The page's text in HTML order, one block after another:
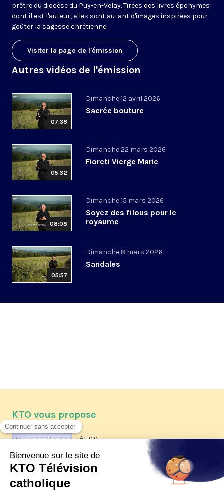
prêtre du diocèse du Puy-en-Velay. Tirées des livres éponymes
dont il est l'auteur, elles sont autant d'images inspirées pour
goûter la sagesse chrétienne.
Visiter la page de l'émission
Autres vidéos de l'émission
07:38
Dimanche 12 avril 2026
Sacrée bouture
05:32
Dimanche 22 mars 2026
Fioreti Vierge Marie
08:08
Dimanche 15 mars 2026
Soyez des filous pour le
royaume
05:57
Dimanche 8 mars 2026
Sandales
KTO vous propose
Article
Les reportages d'été 2026 de KTO